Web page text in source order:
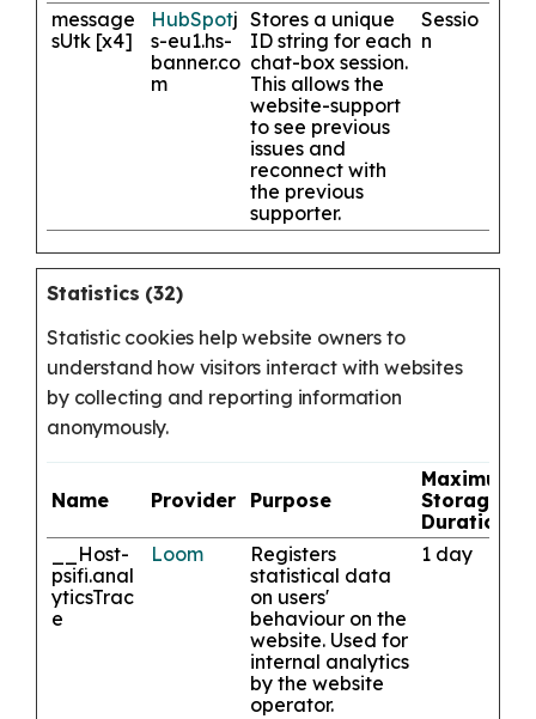
message
sUtk [x4]
HubSpotj
s-eu1.hs-
banner.co
m
Stores a unique
ID string for each
chat-box session.
This allows the
website-support
to see previous
issues and
reconnect with
the previous
supporter.
Sessio
n
Statistics (32)
Statistic cookies help website owners to
understand how visitors interact with websites
by collecting and reporting information
anonymously.
Name Provider Purpose
Maximum
Storage
Duration
__Host-
psifi.anal
yticsTrac
e
Loom
Registers
statistical data
on users'
behaviour on the
website. Used for
internal analytics
by the website
operator.
1 day